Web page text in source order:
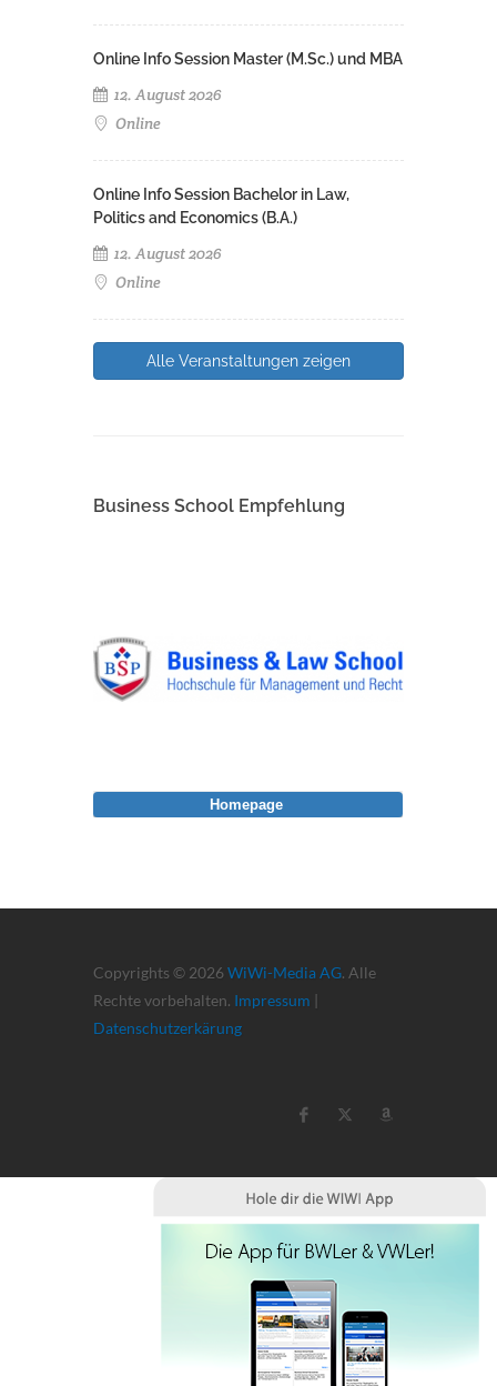
Online Info Session Master (M.Sc.) und MBA
12. August 2026
Online
Online Info Session Bachelor in Law,
Politics and Economics (B.A.)
12. August 2026
Online
Alle Veranstaltungen zeigen
Business School Empfehlung
Copyrights © 2026 WiWi-Media AG. Alle
Rechte vorbehalten. Impressum |
Datenschutzerkärung
Homepage